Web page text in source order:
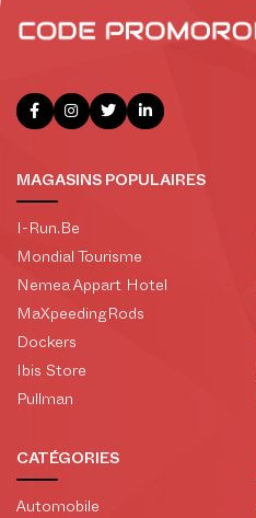
MAGASINS POPULAIRES
I-Run.Be
Mondial Tourisme
Nemea Appart Hotel
MaXpeedingRods
Dockers
Ibis Store
Pullman
CATÉGORIES
Automobile